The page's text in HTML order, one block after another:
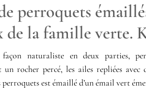
perroquets
de la famille verte.
naturaliste en deux parties,
un rocher percé, les ailes repliées avec
perroquets est émaillé d’un émail vert